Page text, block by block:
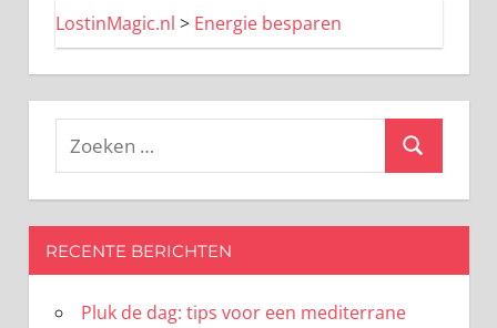
LostinMagic.nl > Energie besparen
Zoeken
Zoeken
RECENTE BERICHTEN
Pluk de dag: tips voor een mediterrane